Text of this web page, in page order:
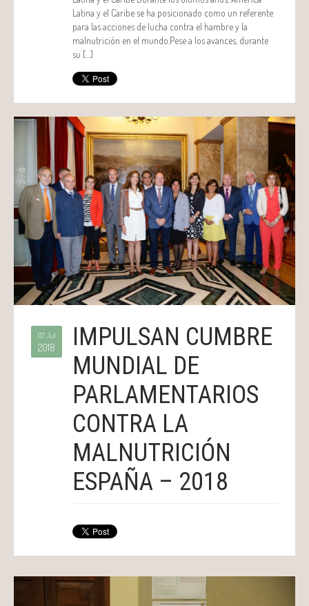
Latina y el Caribe se ha posicionado como un referente
para las acciones de lucha contra el hambre y la
malnutrición en el mundo.Pese a los avances, durante
su […]
07 Jul
2018
IMPULSAN CUMBRE
MUNDIAL DE
PARLAMENTARIOS
CONTRA LA
MALNUTRICIÓN
ESPAÑA – 2018